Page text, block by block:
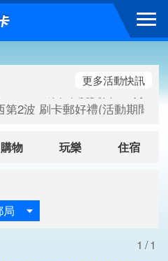
巨城年中慶夏日BIG好刷(
饗去大江檔期(活動期間：
巨城年中慶夏日BIG好刷(
2波 刷卡郵好禮(活動期間：
更多活動快訊
購物 玩樂 住宿
局
1/1